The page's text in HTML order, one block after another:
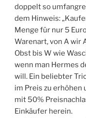
doppelt so
dem Hinweis:
Menge für nur 5
Warenart, von A wir
Obst bis W wie
wenn man Hermes
will. Ein beliebter
im Preis zu erhöhen
mit 50%
Einkäufer herein.